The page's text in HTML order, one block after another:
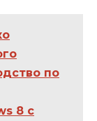
по
8 с